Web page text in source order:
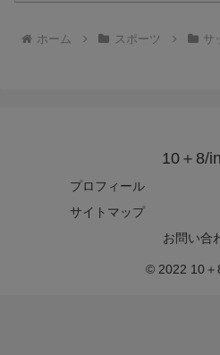
ホーム スポーツ サ
10＋8/
プロフィール
サイトマップ
お問い合
© 2022 10＋